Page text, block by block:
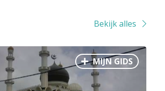
Bekijk alles
MIJN GIDS